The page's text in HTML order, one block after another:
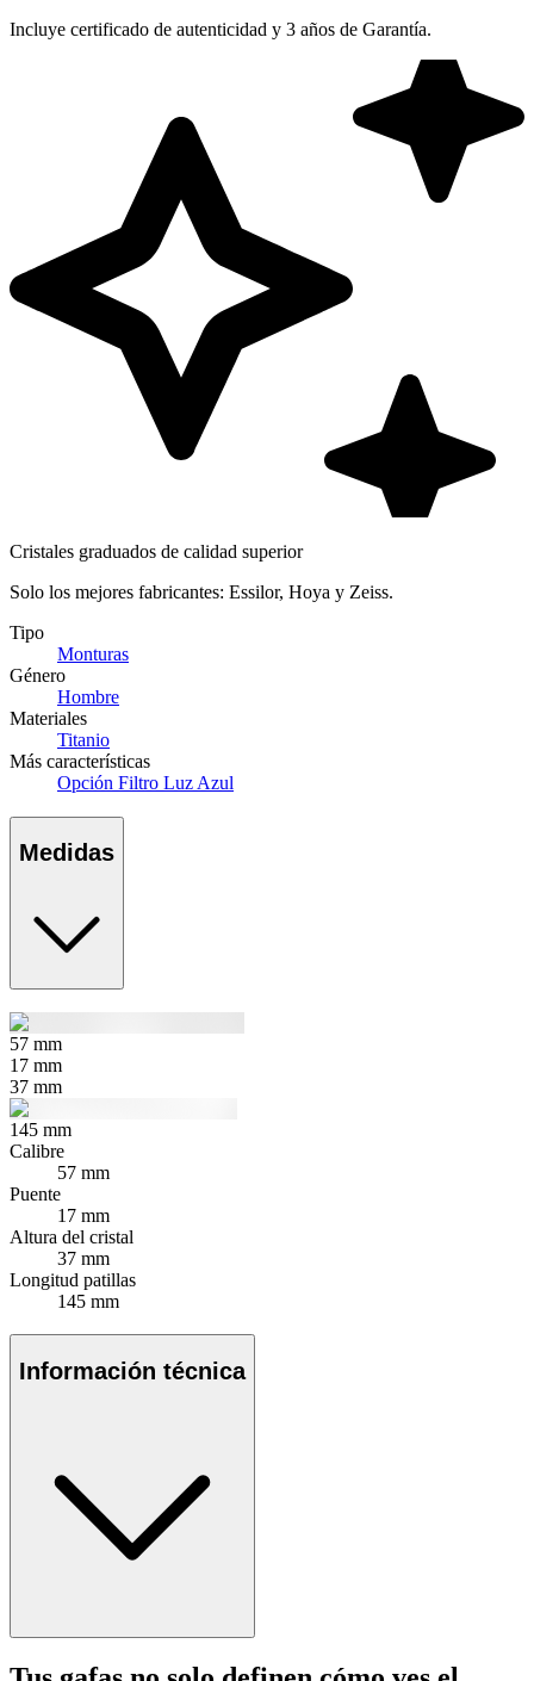
Incluye certificado de autenticidad y 3 años de Garantía.
Cristales graduados de calidad superior
Solo los mejores fabricantes: Essilor, Hoya y Zeiss.
Tipo
Monturas
Género
Hombre
Materiales
Titanio
Más características
Opción Filtro Luz Azul
Medidas
57 mm
17 mm
37 mm
145 mm
Calibre
57 mm
Puente
17 mm
Altura del cristal
37 mm
Longitud patillas
145 mm
Información técnica